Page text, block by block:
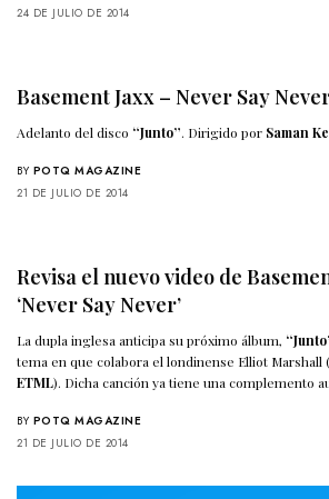
24 DE JULIO DE 2014
Basement Jaxx – Never Say
Adelanto del disco “Junto”. Dirigido por Saman
BY POTQ MAGAZINE
21 DE JULIO DE 2014
Revisa el nuevo video de
‘Never Say Never’
La dupla inglesa anticipa su próximo álbum,
tema en que colabora el londinense Elliot Marshall
ETML). Dicha canción ya tiene una complemento
BY POTQ MAGAZINE
21 DE JULIO DE 2014